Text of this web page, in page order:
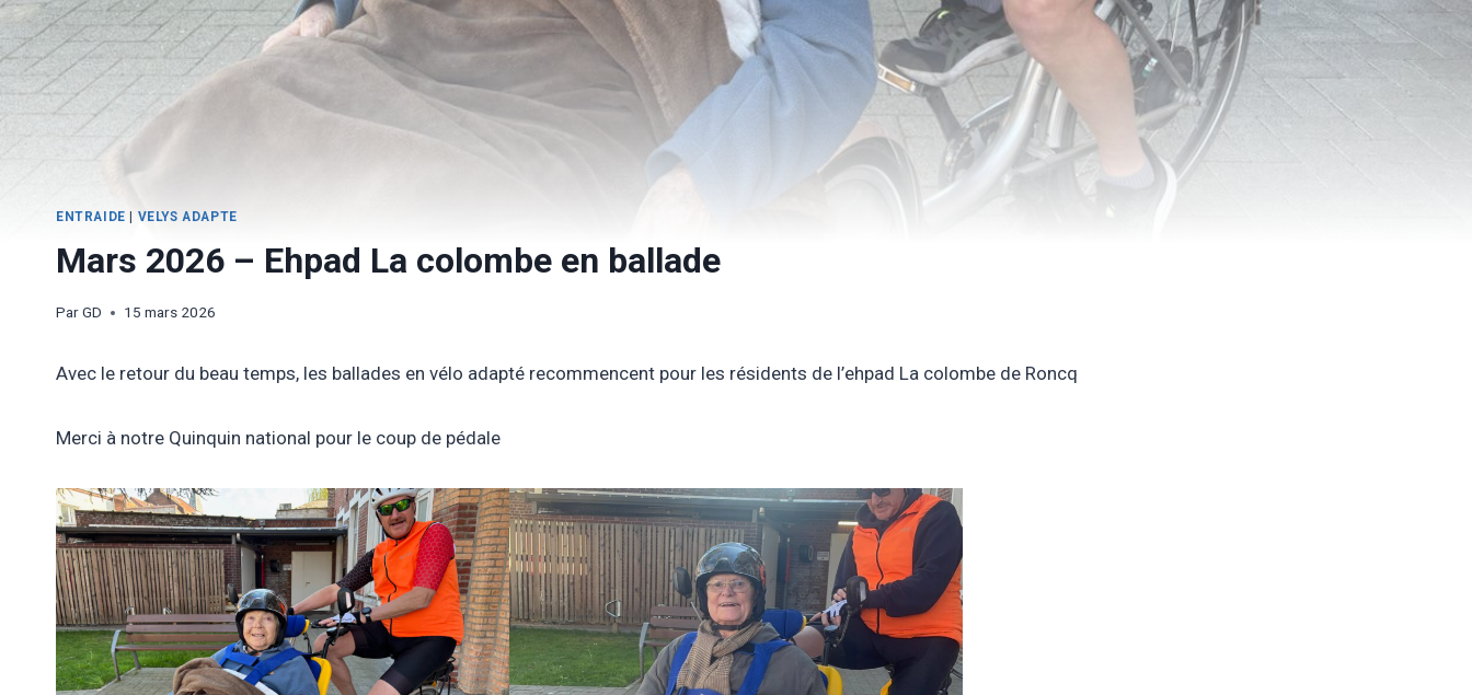
ENTRAIDE VELYS ADAPTE
Mars 2026 – Ehpad La colombe en ballade
ParGD 15 mars 2026
Avec le retour du beau temps, les ballades en vélo adapté recommencent pour les résidents de l’ehpad La colombe de Roncq
Merci à notre Quinquin national pour le coup de pédale